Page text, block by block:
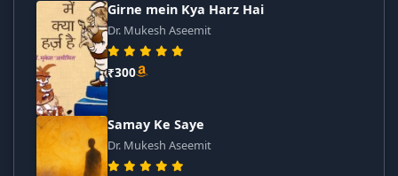
Girne mein Kya Harz Hai
Dr. Mukesh Aseemit
₹300
Samay Ke Saye
Dr. Mukesh Aseemit